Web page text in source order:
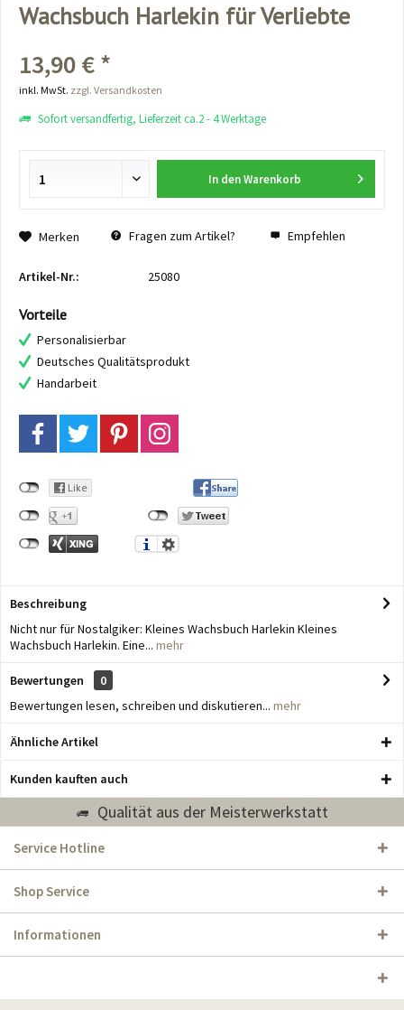
Wachsbuch Harlekin für Verliebte
13,90 € *
inkl. MwSt. zzgl. Versandkosten
Sofort versandfertig, Lieferzeit ca.2 - 4 Werktage
In den Warenkorb
Merken Fragen zum Artikel? Empfehlen
Artikel-Nr.: 25080
Vorteile
Personalisierbar
Deutsches Qualitätsprodukt
Handarbeit
Beschreibung
Nicht nur für Nostalgiker: Kleines Wachsbuch Harlekin Kleines
Wachsbuch Harlekin. Eine... mehr
Bewertungen
0
Bewertungen lesen, schreiben und diskutieren... mehr
Ähnliche Artikel
Kunden kauften auch
Qualität aus der Meisterwerkstatt
Service Hotline
Shop Service
Informationen